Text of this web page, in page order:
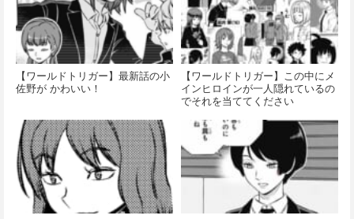
【ワールドトリガー】最新話の小
佐野が かわいい！
【ワールドトリガー】この中にメ
インヒロインが一人隠れているの
でそれを当ててください